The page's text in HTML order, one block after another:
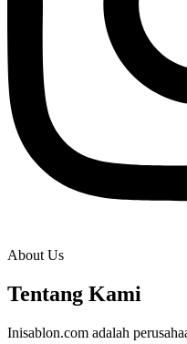
About Us
Tentang Kami
Inisablon.com adalah